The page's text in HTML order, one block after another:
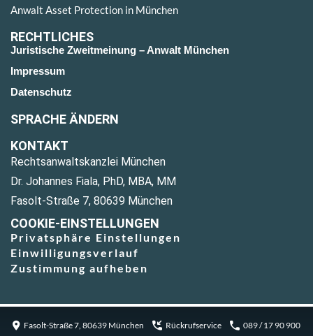
Anwalt Asset Protection in München
RECHTLICHES
Juristische Zweitmeinung – Anwalt München
Impressum
Datenschutz
SPRACHE ÄNDERN
KONTAKT
Rechtsanwaltskanzlei München
Dr. Johannes Fiala, PhD, MBA, MM
Fasolt-Straße 7, 80639 München
COOKIE-EINSTELLUNGEN
Privatsphäre Einstellungen
Einwilligungsverlauf
Zustimmung aufheben
Fasolt-Straße 7, 80639 München Rückrufservice 089 / 17 90 900